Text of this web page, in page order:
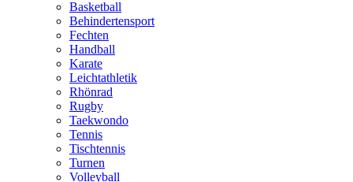
Basketball
Behindertensport
Fechten
Handball
Karate
Leichtathletik
Rhönrad
Rugby
Taekwondo
Tennis
Tischtennis
Turnen
Volleyball